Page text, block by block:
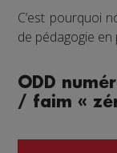
C’est pourquoi
de pédagogie
ODD
/ faim «